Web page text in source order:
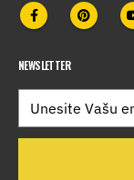
NEWSLETTER